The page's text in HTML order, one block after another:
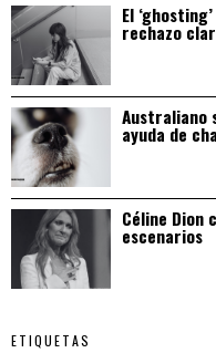
El
rechazo
Australiano
ayuda de
Céline Dion
escenarios
ETIQUETAS